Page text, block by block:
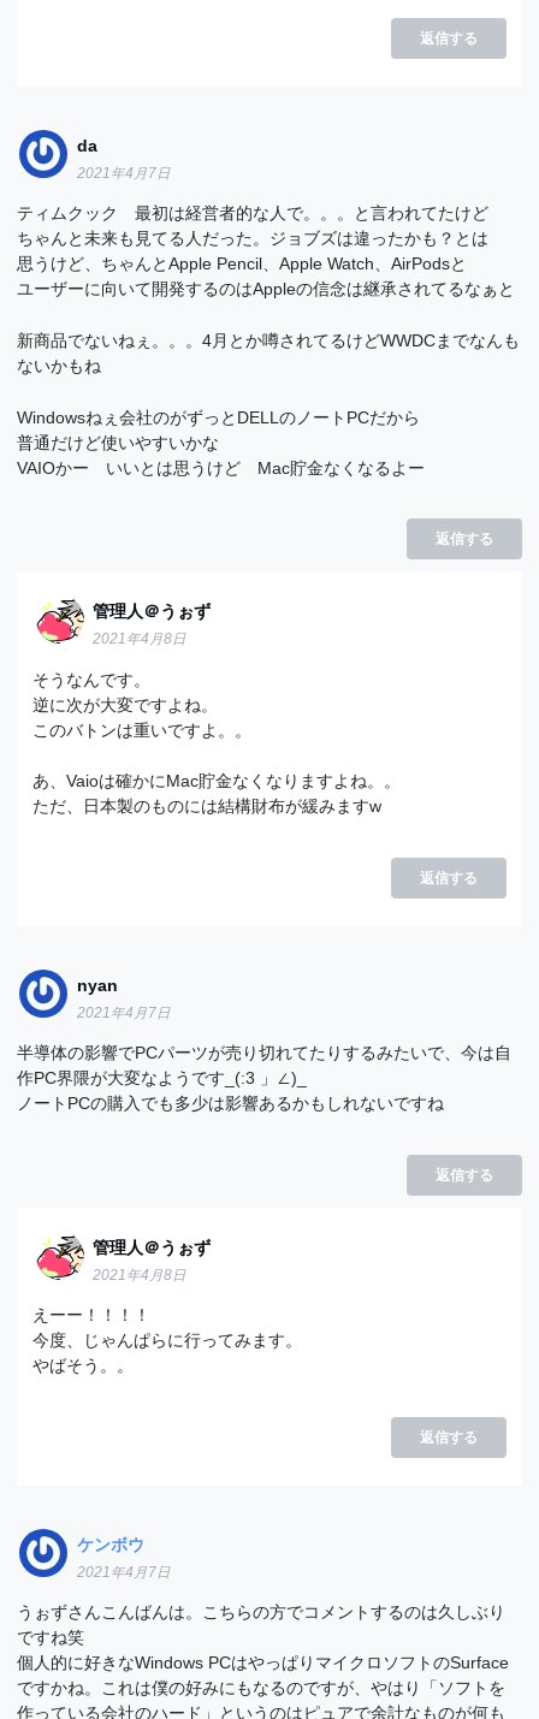
返信する
da
2021年4月7日
ティムクック 最初は経営者的な人で。。。と言われてたけど
ちゃんと未来も見てる人だった。ジョブズは違ったかも？とは
思うけど、ちゃんとApple Pencil、Apple Watch、AirPodsと
ユーザーに向いて開発するのはAppleの信念は継承されてるなぁと
新商品でないねぇ。。。4月とか噂されてるけどWWDCまでなんも
ないかもね
Windowsねぇ会社のがずっとDELLのノートPCだから
普通だけど使いやすいかな
VAIOかー いいとは思うけど Mac貯金なくなるよー
返信する
管理人＠うぉず
2021年4月8日
そうなんです。
逆に次が大変ですよね。
このバトンは重いですよ。。
あ、Vaioは確かにMac貯金なくなりますよね。。
ただ、日本製のものには結構財布が緩みますw
返信する
nyan
2021年4月7日
半導体の影響でPCパーツが売り切れてたりするみたいで、今は自
作PC界隈が大変なようです_(:3 」∠)_
ノートPCの購入でも多少は影響あるかもしれないですね
返信する
管理人＠うぉず
2021年4月8日
えーー！！！！
今度、じゃんぱらに行ってみます。
やばそう。。
返信する
ケンボウ
2021年4月7日
うぉずさんこんばんは。こちらの方でコメントするのは久しぶり
ですね笑
個人的に好きなWindows PCはやっぱりマイクロソフトのSurface
ですかね。これは僕の好みにもなるのですが、やはり「ソフトを
作っている会社のハード」というのはピュアで余計なものが何も